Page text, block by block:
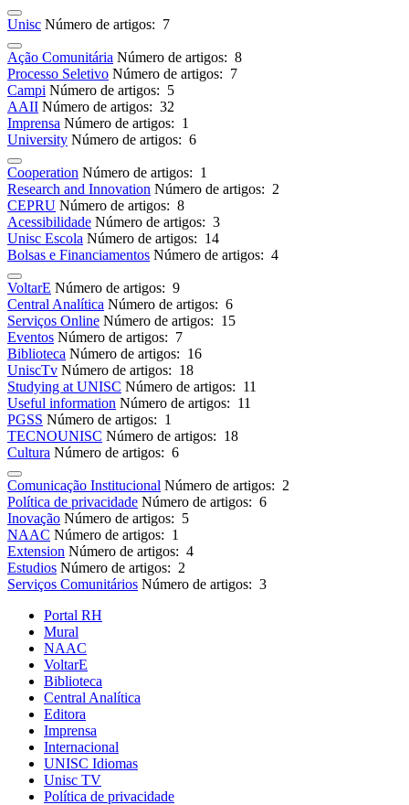
Unisc Número de artigos: 7
Ação Comunitária Número de artigos: 8
Processo Seletivo Número de artigos: 7
Campi Número de artigos: 5
AAII Número de artigos: 32
Imprensa Número de artigos: 1
University Número de artigos: 6
Cooperation Número de artigos: 1
Research and Innovation Número de artigos: 2
CEPRU Número de artigos: 8
Acessibilidade Número de artigos: 3
Unisc Escola Número de artigos: 14
Bolsas e Financiamentos Número de artigos: 4
VoltarE Número de artigos: 9
Central Analítica Número de artigos: 6
Serviços Online Número de artigos: 15
Eventos Número de artigos: 7
Biblioteca Número de artigos: 16
UniscTv Número de artigos: 18
Studying at UNISC Número de artigos: 11
Useful information Número de artigos: 11
PGSS Número de artigos: 1
TECNOUNISC Número de artigos: 18
Cultura Número de artigos: 6
Comunicação Institucional Número de artigos: 2
Política de privacidade Número de artigos: 6
Inovação Número de artigos: 5
NAAC Número de artigos: 1
Extension Número de artigos: 4
Estudios Número de artigos: 2
Serviços Comunitários Número de artigos: 3
Portal RH
Mural
NAAC
VoltarE
Biblioteca
Central Analítica
Editora
Imprensa
Internacional
UNISC Idiomas
Unisc TV
Política de privacidade